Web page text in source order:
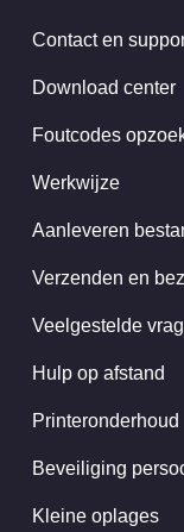
Contact en
Download center
Foutcodes
Werkwijze
Aanleveren
Verzenden en
Veelgestelde
Hulp op afstand
Printeronderhoud
Beveiliging
Kleine oplages